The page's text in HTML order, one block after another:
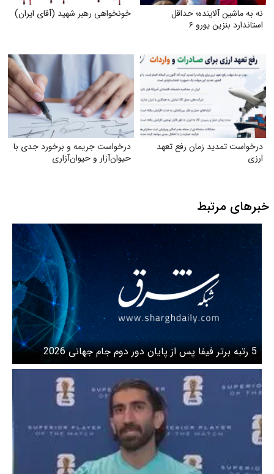
نه به ماشین آلاینده؛ حداقل
استاندارد بنزین یورو ۶
خونخواهی رهبر شهید (آقای ایران)
درخواست تمدید زمان رفع تعهد
ارزی
درخواست جریمه و برخورد جدی با
حیوان‌آزار و حیوان‌آزاری
خبرهای مرتبط
5 رتبه برتر فیفا پس از پایان دور دوم جام جهانی 2026